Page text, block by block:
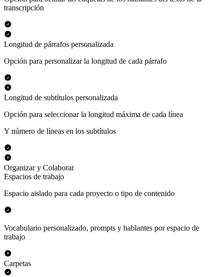
transcripción
Longitud de párrafos personalizada
Opción para personalizar la longitud de cada párrafo
Longitud de subtítulos personalizada
Opción para seleccionar la longitud máxima de cada línea
Y número de líneas en los subtítulos
Organizar y Colaborar
Espacios de trabajo
Espacio aislado para cada proyecto o tipo de contenido
Vocabulario personalizado, prompts y hablantes por espacio de
trabajo
Carpetas